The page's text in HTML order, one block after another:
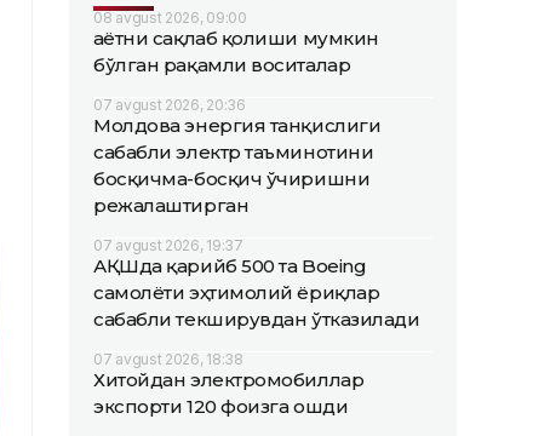
08 avgust 2026, 09:00
Ҳаётни сақлаб қолиши мумкин
бўлган рақамли воситалар
07 avgust 2026, 20:36
Молдова энергия танқислиги
сабабли электр таъминотини
босқичма-босқич ўчиришни
режалаштирган
07 avgust 2026, 19:37
АҚШда қарийб 500 та Boeing
самолёти эҳтимолий ёриқлар
сабабли текширувдан ўтказилади
07 avgust 2026, 18:38
Хитойдан электромобиллар
экспорти 120 фоизга ошди